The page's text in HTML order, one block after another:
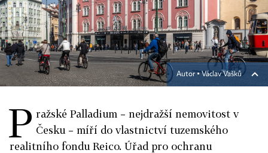
Autor ▪Václav Vašků
P ražské Palladium – nejdražší nemovitost v
Česku – míří do vlastnictví tuzemského
realitního fondu Reico. Úřad pro ochranu